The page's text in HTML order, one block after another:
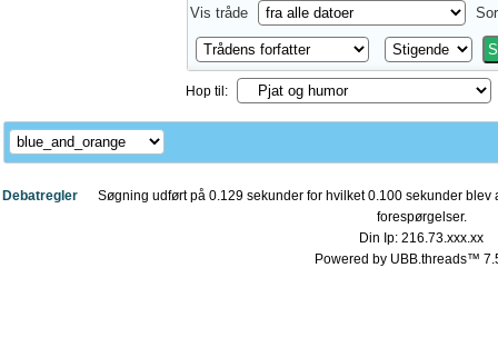
Vis tråde
Hop til:
Debatregler
Søgning udført på 0.129 sekunder for hvilket 0.100 sekunder blev
forespørgelser.
Din Ip: 216.73.xxx.xx
Powered by UBB.threads™